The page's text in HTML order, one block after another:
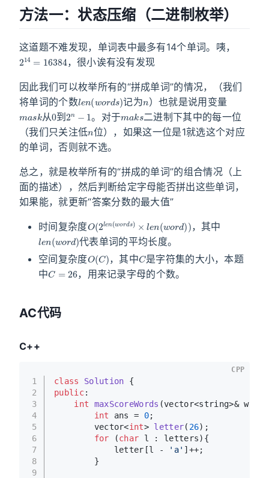
方法一：状态压缩（二进制枚举）
这道题不难发现，单词表中最多有14个单词。咦，
214=16384
，很小诶有没有发现
因此我们可以枚举所有的“拼成单词”的情况，（我们
将单词的个数
len(words)
记为
n
）也就是说用变量
mask
从
0
到
2n−1
。对于
maks
二进制下其中的每一位
（我们只关注低
n
位），如果这一位是1就选这个对应
的单词，否则就不选。
总之，就是枚举所有的“拼成的单词”的组合情况（上
面的描述），然后判断给定字母能否拼出这些单词，
如果能，就更新“答案分数的最大值”
时间复杂度 ，其中
len(word)
代表单词的平均长度。
空间复杂度
O( C
，其中
C
是字符集的大小，本题
中
C=26
，用来记录字母的个数。
AC代码
C++
1
2
3
4
5
6
7
8
9
class Solution {
public:
int
maxScoreWords (vector<string>&
int ans = 0;
vector<int> letter( 26) ;
for (char l : letters){
            letter[l -
'a' ]++;
        }
CPP